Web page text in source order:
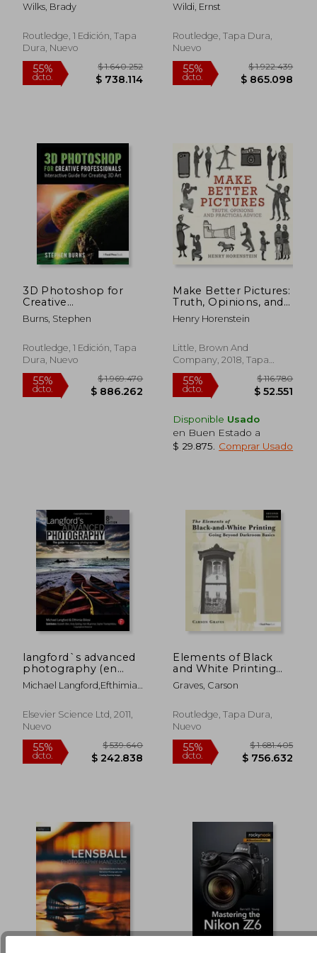
55%
dcto.
$ 1.922.439 55%
dcto.
$
$
Handmade Images
Wilks, Brady
Routledge, 1 Edición, Tapa
Dura, Nuevo
$ 738.114
Wildi, Ernst
Routledge, Tapa Dura,
Nuevo
$
3D Photoshop for
Creative
Professionals:
Interactive Guide for
Inglés)
Burns, Stephen
Routledge, 1 Edición, Tapa
Dura, Nuevo
Make Better Pictures:
Truth, Opinions, and
Practical Advice (en
Inglés)
Henry Horenstein
Little, Brown And
Company, 2018, Tapa
Blanda, Nuevo
Disponible Usado
en Buen Estado a
$ 29.875
Comprar Usado
langford`s advanced
photography (en
Inglés)
Michael Langford,efthimia
Allen,andy (con)
Golding,muammar, Hani,
Ph.d. (con)
Elsevier Science Ltd, 2011,
Nuevo
Elements of Black
and White Printing
(en Inglés)
Graves, Carson
Routledge, Tapa Dura,
Nuevo